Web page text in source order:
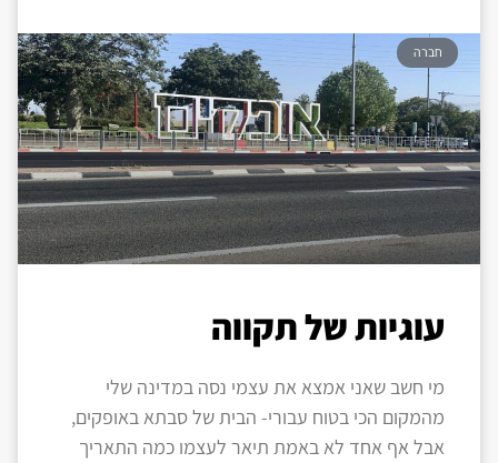
חברה
עוגיות של תקווה
מי חשב שאני אמצא את עצמי נסה במדינה שלי
מהמקום הכי בטוח עבורי- הבית של סבתא באופקים,
אבל אף אחד לא באמת תיאר לעצמו כמה התאריך